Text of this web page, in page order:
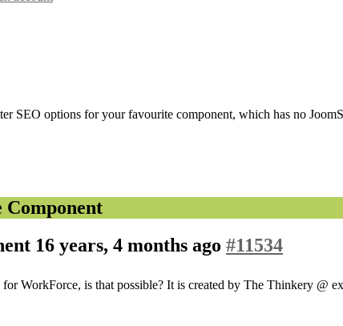
SEO options for your favourite component, which has no
16 years, 4 months ago #11534
WorkForce, is that possible? It is created by The Thinkery @